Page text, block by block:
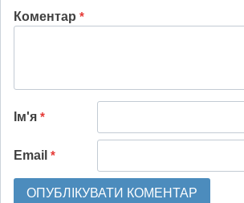
Коментар *
Ім'я *
Email *